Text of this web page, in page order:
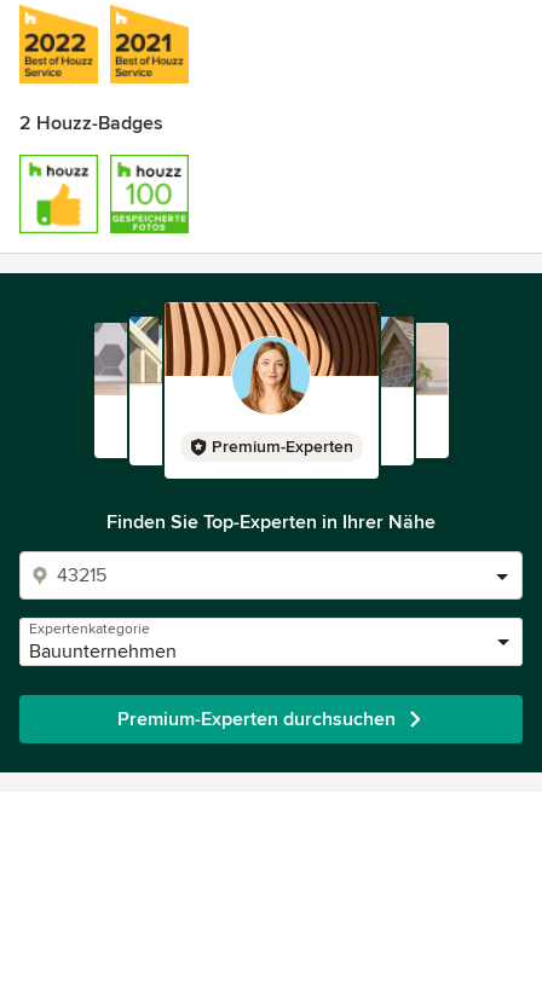
2 Houzz-Badges
Premium-Experten
Finden Sie Top-Experten in Ihrer Nähe
Expertenkategorie
Bauunternehmen
Premium-Experten durchsuchen